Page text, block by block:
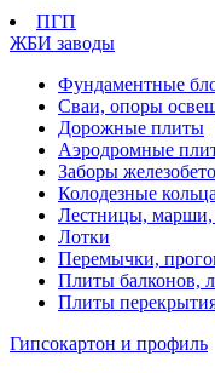
ПГП
ЖБИ заводы
Фундаментные
Сваи, опоры
Дорожные плиты
Аэродромные
Заборы
Колодезные кольца
Лестницы, марши,
Лотки
Перемычки,
Плиты балконов,
Плиты
Гипсокартон и профиль